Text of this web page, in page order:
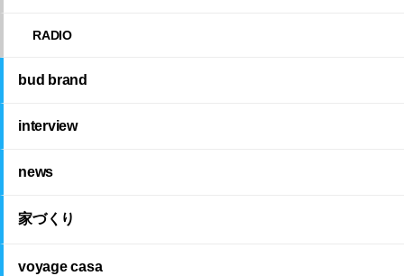
RADIO
bud brand
interview
news
家づくり
voyage casa